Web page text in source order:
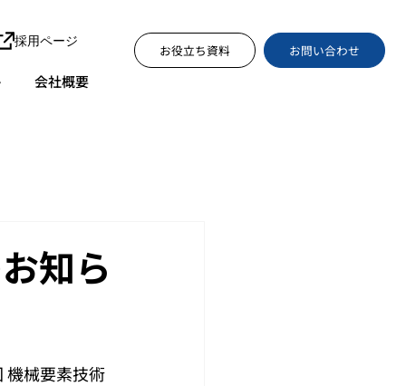
会社概要
採用ページ
お役立ち資料 お問い合わせ
知ら
機械要素技術